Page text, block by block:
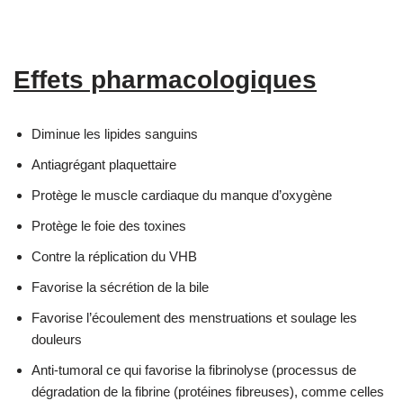
Effets pharmacologiques
Diminue les lipides sanguins
Antiagrégant plaquettaire
Protège le muscle cardiaque du manque d’oxygène
Protège le foie des toxines
Contre la réplication du VHB
Favorise la sécrétion de la bile
Favorise l’écoulement des menstruations et soulage les
douleurs
Anti-tumoral ce qui favorise la fibrinolyse (processus de
dégradation de la fibrine (protéines fibreuses), comme celles